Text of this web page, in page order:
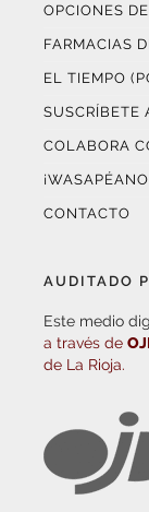
OPCIONES
FARMACIAS
EL TIEMPO
SUSCRÍBETE
COLABORA
CONTACTO
AUDITADO
Este medio
a través de
de La Rioja.